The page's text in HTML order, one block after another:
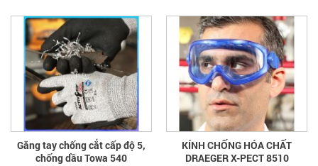
Găng tay chống cắt cấp độ 5,
chống dầu Towa 540
KÍNH CHỐNG HÓA CHẤT
DRAEGER X-PECT 8510